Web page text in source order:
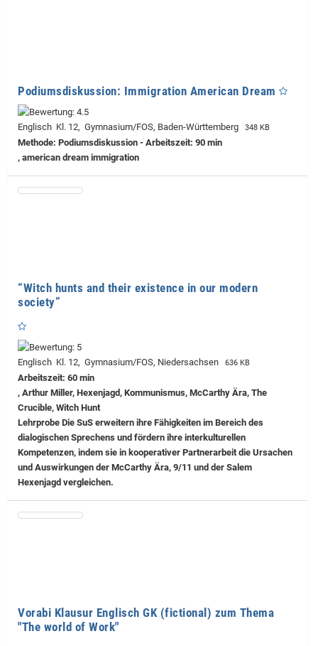
Podiumsdiskussion: Immigration American Dream
Englisch Kl. 12, Gymnasium/FOS, Baden-Württemberg 348 KB
Methode: Podiumsdiskussion - Arbeitszeit: 90 min
, american dream immigration
“Witch hunts and their existence in our modern
society”
Englisch Kl. 12, Gymnasium/FOS, Niedersachsen 636 KB
Arbeitszeit: 60 min
, Arthur Miller, Hexenjagd, Kommunismus, McCarthy Ära, The
Crucible, Witch Hunt
Lehrprobe Die SuS erweitern ihre Fähigkeiten im Bereich des
dialogischen Sprechens und fördern ihre interkulturellen
Kompetenzen, indem sie in kooperativer Partnerarbeit die Ursachen
und Auswirkungen der McCarthy Ära, 9/11 und der Salem
Hexenjagd vergleichen.
Vorabi Klausur Englisch GK (fictional) zum Thema
"The world of Work"